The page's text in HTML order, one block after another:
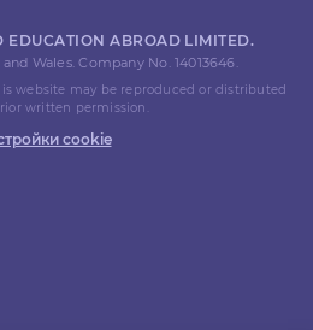
EDUCATION ABROAD LIMITED.
Wales. Company No. 14013646.
website may be reproduced or distributed
written permission.
cookie